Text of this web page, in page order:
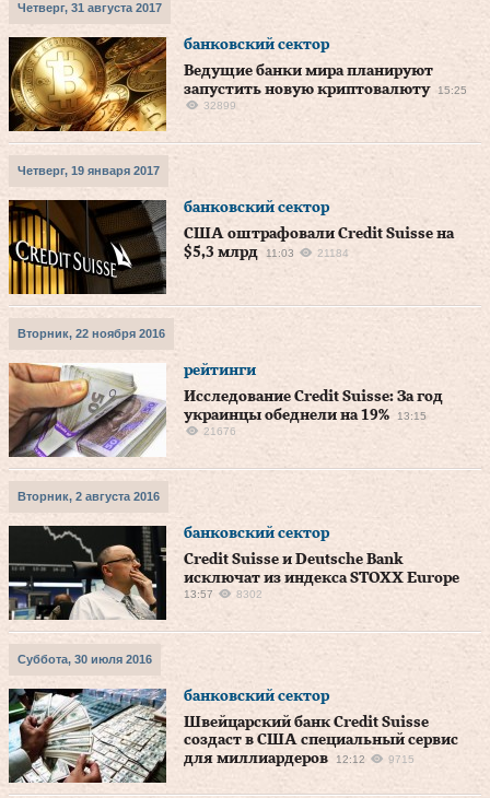
Четверг, 31 августа 2017
банковский сектор
Ведущие банки мира планируют
запустить новую криптовалюту
15:25
32899
Четверг, 19 января 2017
банковский сектор
США оштрафовали Credit Suisse на
$5,3 млрд
11:03 21184
Вторник, 22 ноября 2016
рейтинги
Исследование Credit Suisse: За год
украинцы обеднели на 19%
13:15
21676
Вторник, 2 августа 2016
банковский сектор
Credit Suisse и Deutsche Bank
исключат из индекса STOXX Europe
13:57 8302
Суббота, 30 июля 2016
банковский сектор
Швейцарский банк Credit Suisse
создаст в США специальный сервис
для миллиардеров
12:12 9715